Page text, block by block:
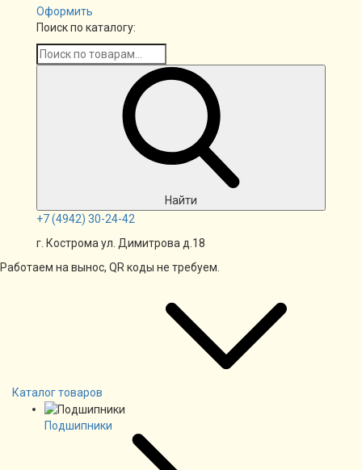
Оформить
Поиск по каталогу:
Найти
+7(4942) 30-24-42
г. Кострома ул. Димитрова д.18
Работаем на вынос, QR коды не требуем.
Каталог товаров
Подшипники